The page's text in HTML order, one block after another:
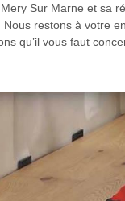
Sur Marne et sa
restons à votre
qu’il vous faut